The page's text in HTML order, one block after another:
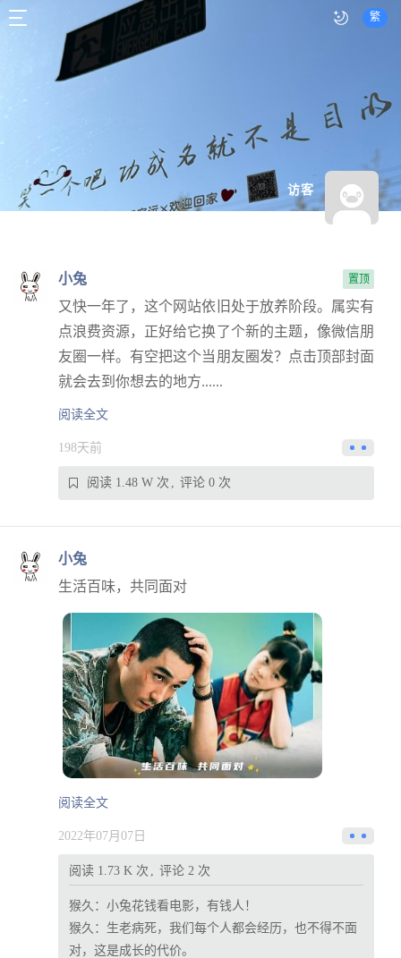
繁
访客
小兔 置顶
又快一年了，这个网站依旧处于放养阶段。属实有
点浪费资源，正好给它换了个新的主题，像微信朋
友圈一样。有空把这个当朋友圈发？点击顶部封面
就会去到你想去的地方......
阅读全文
198天前
阅读 1.48 W 次 评论 0 次
小兔
生活百味，共同面对
阅读全文
2022年07月07日
阅读 1.73 K 次 评论 2 次
猴久： 小兔花钱看电影，有钱人！
猴久： 生老病死，我们每个人都会经历，也不得不面
对，这是成长的代价。